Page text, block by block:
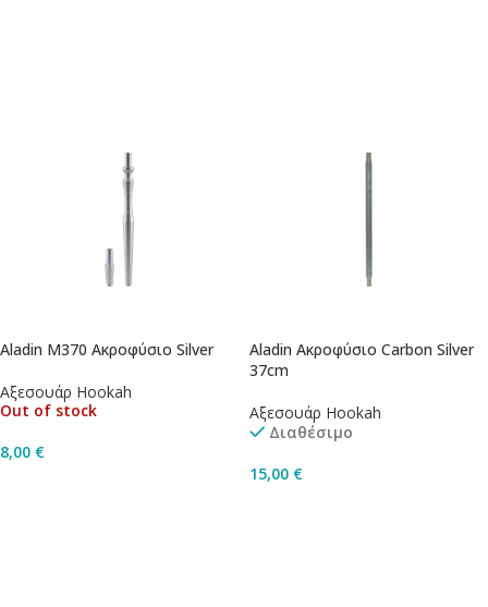
Aladin M370 Ακροφύσιο Silver
Αξεσουάρ Hookah
Out of stock
8,00 €
Aladin Ακροφύσιο Carbon Silver
37cm
Αξεσουάρ Hookah
Διαθέσιμο
15,00 €